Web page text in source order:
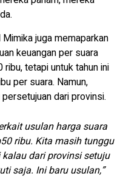
juga memaparkan
keuangan per suara
tetapi untuk tahun ini
per suara. Namun,
dari provinsi.
usulan harga suara
ribu. Kita masih tunggu
dari provinsi setuju
saja. Ini baru usulan,”